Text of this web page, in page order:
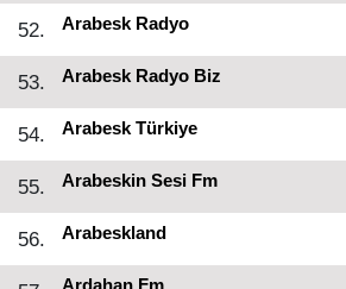
52. Arabesk Radyo
53. Arabesk Radyo Biz
54. Arabesk Türkiye
55. Arabeskin Sesi Fm
56. Arabeskland
Ardahan Fm